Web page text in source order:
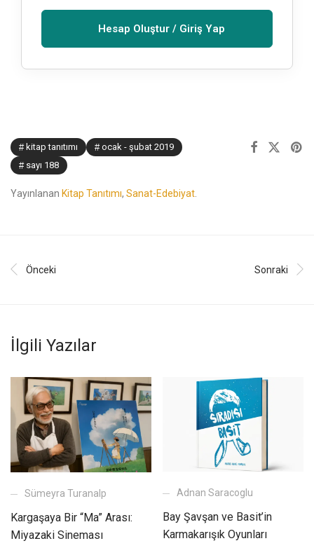
Hesap Oluştur / Giriş Yap
kitap tanıtımı
ocak - şubat 2019
sayı 188
Yayınlanan Kitap Tanıtımı, Sanat-Edebiyat.
Önceki Sonraki
İlgili Yazılar
Sümeyra Turanalp
Kargaşaya Bir “Ma” Arası:
Miyazaki Sineması
Adnan Saracoglu
Bay Şavşan ve Basit’in
Karmakarışık Oyunları